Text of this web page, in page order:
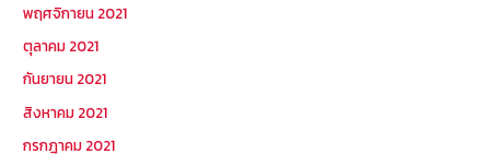
พฤศจิกายน 2021
ตุลาคม 2021
กันยายน 2021
สิงหาคม 2021
กรกฎาคม 2021